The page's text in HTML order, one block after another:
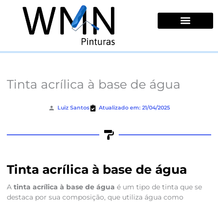
conteúdo
Tinta acrílica à base de água
Luiz Santos Atualizado em: 21/04/2025
Tinta acrílica à base de água
A tinta acrílica à base de água é um tipo de tinta que se
destaca por sua composição, que utiliza água como